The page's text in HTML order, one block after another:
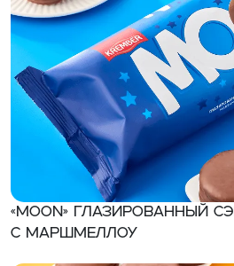
«MOON» Глазированный
с маршмеллоу